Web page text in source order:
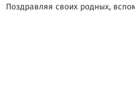
Поздравляя своих родных,